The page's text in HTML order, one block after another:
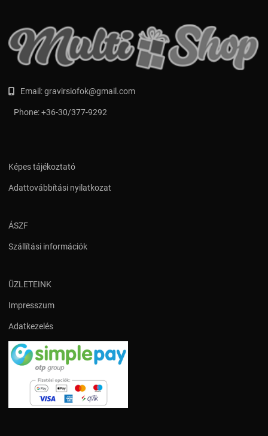
Email:gravirsiofok@gmail.com
Phone:+36-30/377-9292
Képes tájékoztató
Adattovábbítási nyilatkozat
ÁSZF
Szállítási információk
ÜZLETEINK
Impresszum
Adatkezelés